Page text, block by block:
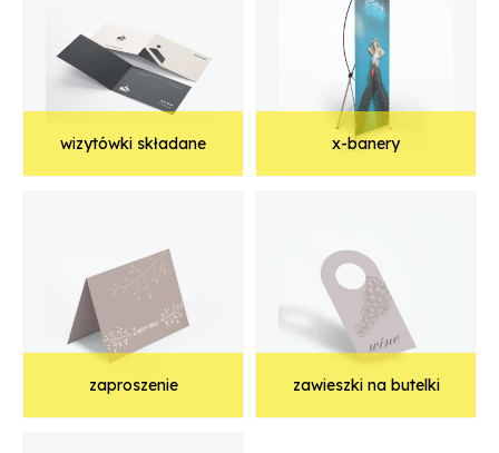
wizytówki składane x-banery
zaproszenie zawieszki na butelki